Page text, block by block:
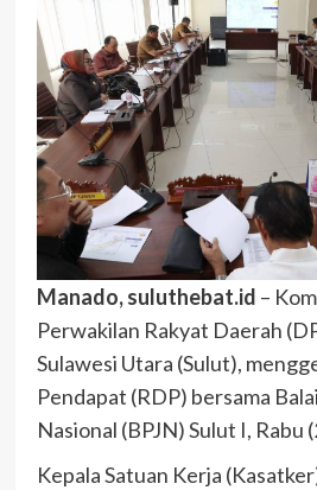
Manado, suluthebat.id –
Perwakilan Rakyat Daerah
Sulawesi Utara (Sulut),
Pendapat (RDP) bersama
Nasional (BPJN) Sulut I, Rabu
Kepala Satuan Kerja